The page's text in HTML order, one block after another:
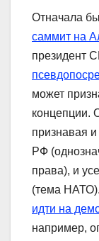
Отначала
саммит на
президент
может
концепции.
признавая
РФ
права), и
(тема
идти на
например,